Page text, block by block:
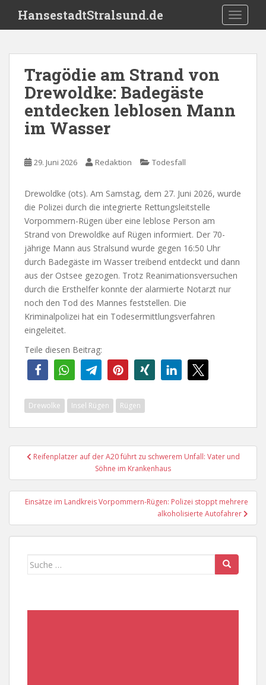
i
HansestadtStralsund.de
Tragödie am Strand von
Drewoldke: Badegäste
entdecken leblosen Mann
im Wasser
29. Juni 2026 Redaktion Todesfall
Drewoldke (ots). Am Samstag, dem 27. Juni 2026, wurde
die Polizei durch die integrierte Rettungsleitstelle
Vorpommern-Rügen über eine leblose Person am
Strand von Drewoldke auf Rügen informiert. Der 70-
jährige Mann aus Stralsund wurde gegen 16:50 Uhr
durch Badegäste im Wasser treibend entdeckt und dann
aus der Ostsee gezogen. Trotz Reanimationsversuchen
durch die Ersthelfer konnte der alarmierte Notarzt nur
noch den Tod des Mannes feststellen. Die
Kriminalpolizei hat ein Todesermittlungsverfahren
eingeleitet.
Teile diesen Beitrag:
Drewolke Insel Rügen Rügen
Beitragsnavigation
Reifenplatzer auf der A20 führt zu schwerem Unfall: Vater und
Söhne im Krankenhaus
Einsätze im Landkreis Vorpommern-Rügen: Polizei stoppt mehrere
alkoholisierte Autofahrer
Suche